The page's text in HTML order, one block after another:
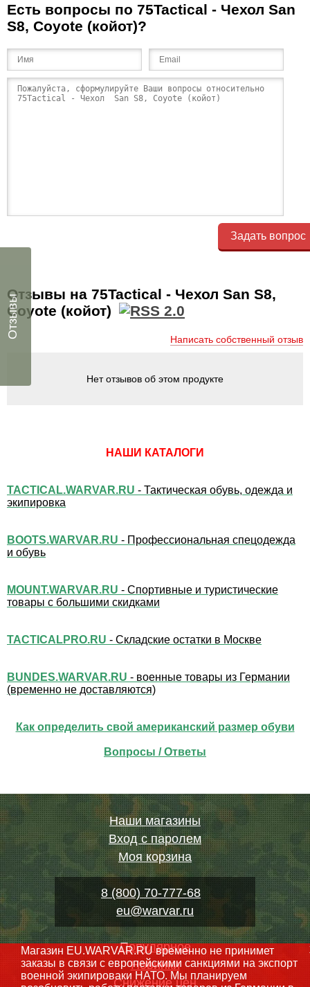
Есть вопросы по 75Tactical - Чехол San
S8, Coyote (койот)?
Задать вопрос
Отзывы на 75Tactical - Чехол San S8,
Coyote (койот)
Написать собственный отзыв
Нет отзывов об этом продукте
НАШИ КАТАЛОГИ
TACTICAL.WARVAR.RU - Тактическая обувь, одежда и
экипировка
BOOTS.WARVAR.RU - Профессиональная спецодежда
и обувь
MOUNT.WARVAR.RU - Спортивные и туристические
товары с большими скидками
TACTICALPRO.RU - Складские остатки в Москве
BUNDES.WARVAR.RU - военные товары из Германии
(временно не доставляются)
Как определить свой американский размер обуви
Вопросы / Ответы
Отзывы
Наши магазины
Вход с паролем
Моя корзина
8 (800) 70-777-68
eu@warvar.ru
Популярное
Новинки
Снижение цен
Магазин EU.WARVAR.RU временно не принимет
заказы в связи с европейскими санкциями на экспорт
военной экипироваки НАТО. Мы планируем